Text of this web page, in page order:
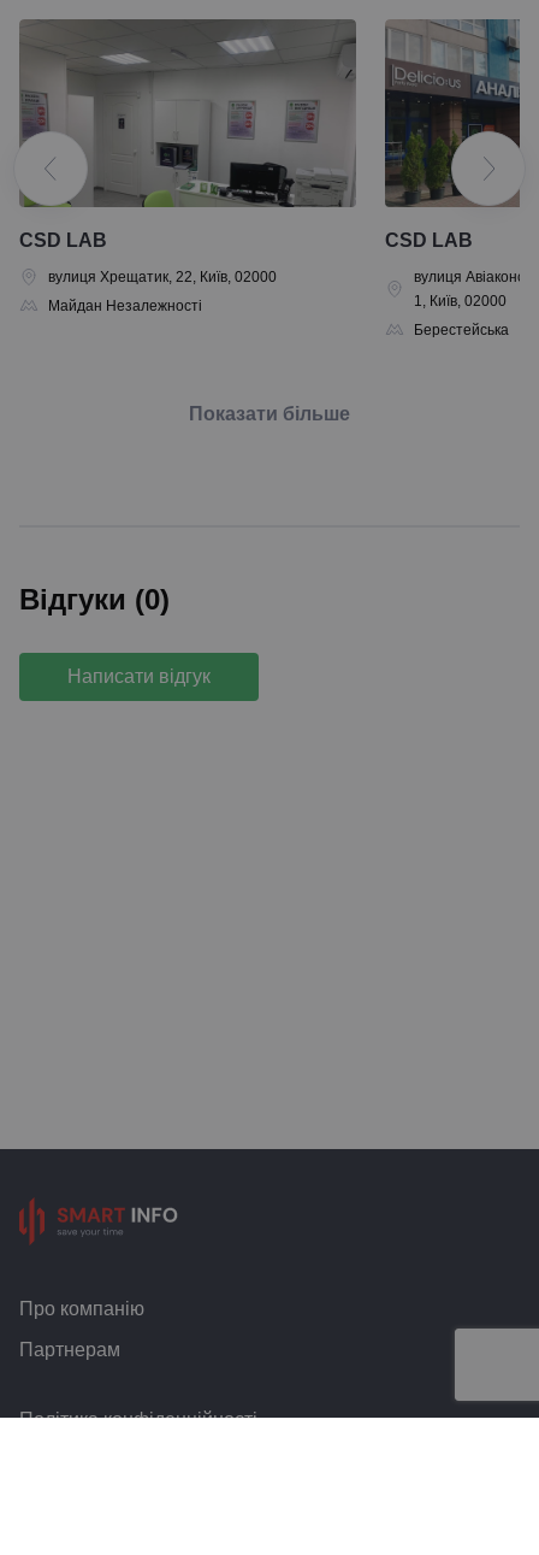
CSD LAB
вулиця Хрещатик, 22, Київ, 02000
Майдан Незалежності
CSD LAB
вулиця
1, Київ, 02000
Берестейська
Показати більше
Відгуки (0)
Написати відгук
Про компанію
Партнерам
Політика конфіденційності